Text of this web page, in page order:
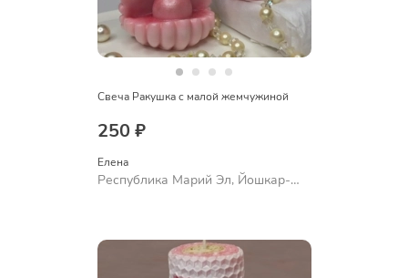
Свеча Ракушка с малой жемчужиной
250 ₽
Елена
Республика Марий Эл, Йошкар-